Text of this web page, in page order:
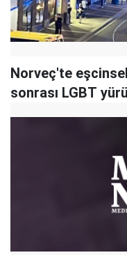
Norveç'te
sonrası LGBT